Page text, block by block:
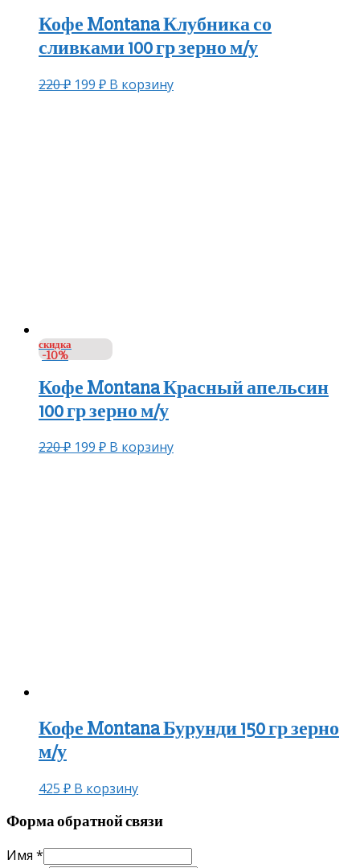
Кофе Montana Клубника со
сливками 100 гр зерно м/у
220₽ 199 ₽ В корзину
скидка
-10%
Кофе Montana Красный апельсин
100 гр зерно м/у
220₽ 199 ₽ В корзину
Кофе Montana Бурунди 150 гр зерно
м/у
425 ₽ В корзину
Форма обратной связи
Имя *